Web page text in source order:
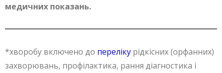
медичних показань.
*хворобу включено до переліку рідкісних (орфанних)
захворювань, профілактика, рання діагностика і